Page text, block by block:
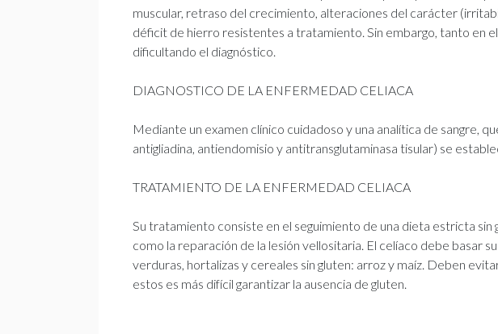
muscular, retraso del crecimiento, alteraciones del carácter
déficit de hierro resistentes a tratamiento. Sin embargo, tanto en
dificultando el diagnóstico.
DIAGNOSTICO DE LA ENFERMEDAD CELIACA
Mediante un examen clínico cuidadoso y una analítica de sangre,
antigliadina, antiendomisio y antitransglutaminasa tisular) se
TRATAMIENTO DE LA ENFERMEDAD CELIACA
Su tratamiento consiste en el seguimiento de una dieta estricta sin
como la reparación de la lesión vellositaria. El celíaco debe basar
verduras, hortalizas y cereales sin gluten: arroz y maíz. Deben
estos es más difícil garantizar la ausencia de gluten.